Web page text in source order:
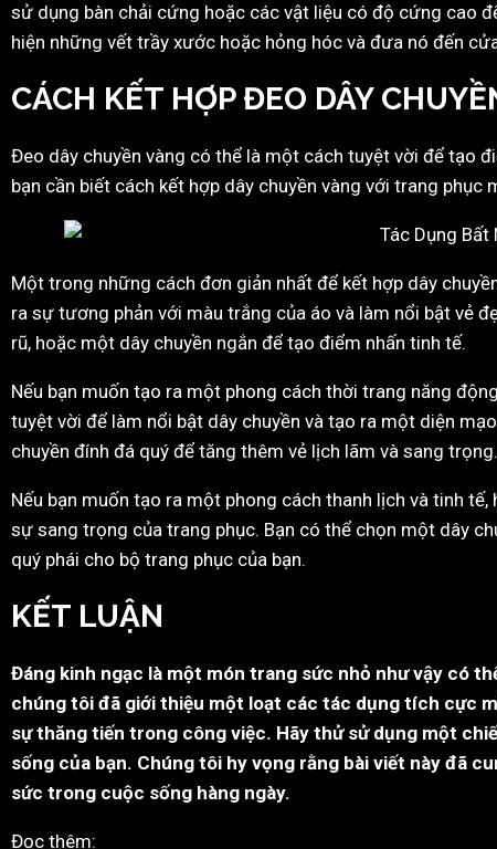
sử dụng bàn chải cứng hoặc các vật liệu có độ cứng cao
hiện những vết trầy xước hoặc hỏng hóc và đưa nó đến
CÁCH KẾT HỢP ĐEO DÂY
Đeo dây chuyền vàng có thể là một cách tuyệt vời để tạo
bạn cần biết cách kết hợp dây chuyền vàng với trang phục
Một trong những cách đơn giản nhất để kết hợp dây
ra sự tương phản với màu trắng của áo và làm nổi bật vẻ
rũ, hoặc một dây chuyền ngắn để tạo điểm nhấn tinh tế.
Nếu bạn muốn tạo ra một phong cách thời trang năng
tuyệt vời để làm nổi bật dây chuyền và tạo ra một diện
chuyền đính đá quý để tăng thêm vẻ lịch lãm và sang trọng.
Nếu bạn muốn tạo ra một phong cách thanh lịch và tinh
sự sang trọng của trang phục. Bạn có thể chọn một dây
quý phái cho bộ trang phục của bạn.
KẾT LUẬN
Đáng kinh ngạc là một món trang sức nhỏ như vậy có
chúng tôi đã giới thiệu một loạt các tác dụng tích cực
sự thăng tiến trong công việc. Hãy thử sử dụng một
sống của bạn. Chúng tôi hy vọng rằng bài viết này đã
sức trong cuộc sống hàng ngày.
Đọc thêm: